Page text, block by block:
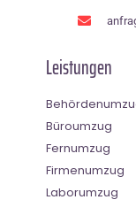
Leistungen
Büroumzug
Fernumzug
Firmenumzug
Laborumzug